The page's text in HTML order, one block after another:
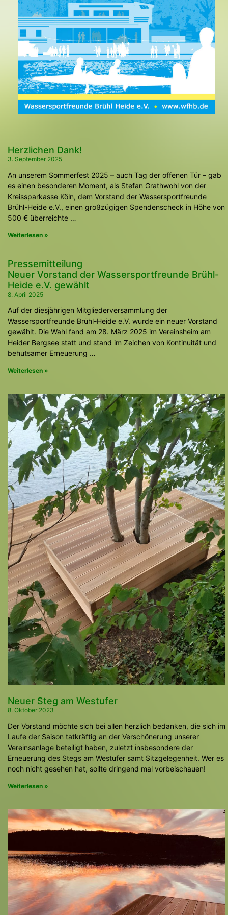
Entstehungsgeschichte unseres Vereins,
von den ersten Ideen bis zur offiziellen
Gründung im Jahr 1967. Erfahren Sie, wie
unsere Mitglieder mit unermüdlichem
Engagement und Leidenschaft daran
gearbeitet haben, diesen einzigartigen
Ort zu gestalten und zu bewahren. Wir
sind stolz auf unsere Geschichte und
Unser Vereinsheim, der Bootssteg und die
anderen Einrichtungen, die unseren
Mitgliedern und Gästen unvergessliche
Momente am See bieten, haben im Laufe
der Jahre zahlreiche Veränderungen und
Erweiterungen erlebt. Unser stetiger
Fortschritt und unsere kontinuierliche
Leidenschaft für den Wassersport und die
Natur.
Herzlichen Dank!
3. September 2025
An unserem Sommerfest 2025 – auch Tag der offenen Tür – gab
es einen besonderen Moment, als Stefan Grathwohl von der
Kreissparkasse Köln, dem Vorstand der Wassersportfreunde
Brühl-Heide e.V., einen großzügigen Spendenscheck in Höhe von
500 € überreichte …
Weiterlesen »
Pressemitteilung
Neuer Vorstand der Wassersportfreunde Brühl-
Heide e.V. gewählt
8. April 2025
Auf der diesjährigen Mitgliederversammlung der
Wassersportfreunde Brühl-Heide e.V. wurde ein neuer Vorstand
gewählt. Die Wahl fand am 28. März 2025 im Vereinsheim am
Heider Bergsee statt und stand im Zeichen von Kontinuität und
behutsamer Erneuerung …
Weiterlesen »
Neuer Steg am Westufer
8. Oktober 2023
Der Vorstand möchte sich bei allen herzlich bedanken, die sich im
Laufe der Saison tatkräftig an der Verschönerung unserer
Vereinsanlage beteiligt haben, zuletzt insbesondere der
Erneuerung des Stegs am Westufer samt Sitzgelegenheit. Wer es
noch nicht gesehen hat, sollte dringend mal vorbeischauen!
Weiterlesen »